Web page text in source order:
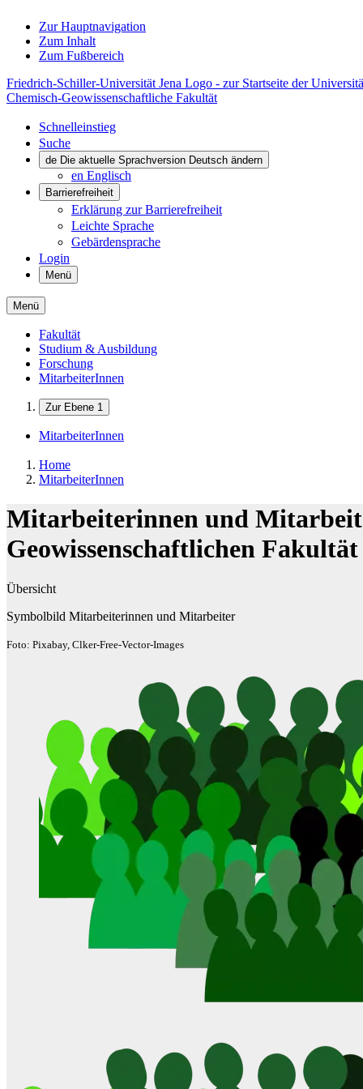
Zur Hauptnavigation
Zum Inhalt
Zum Fußbereich
Friedrich-Schiller-Universität Jena Logo - zur Startseite der
Chemisch-Geowissenschaftliche Fakultät
Schnelleinstieg
Suche
de Die aktuelle Sprachversion Deutsch ändern
en Englisch
Barrierefreiheit
Erklärung zur Barrierefreiheit
Leichte Sprache
Gebärdensprache
Login
Menü
Menü
Fakultät
Studium & Ausbildung
Forschung
MitarbeiterInnen
Zur Ebene 1
MitarbeiterInnen
Home
MitarbeiterInnen
Mitarbeiterinnen und
Geowissenschaftlichen Fakultät
Übersicht
Symbolbild Mitarbeiterinnen und Mitarbeiter
Foto: Pixabay, Clker-Free-Vector-Images